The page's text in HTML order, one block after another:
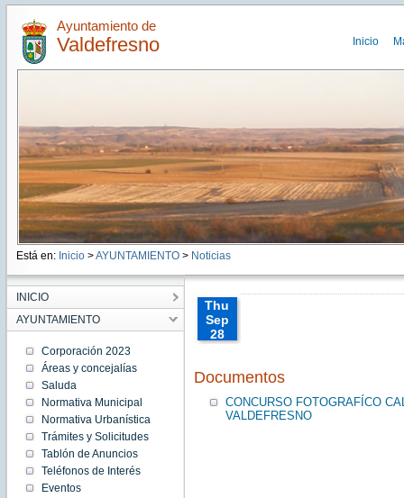
Ayuntamiento de
Valdefresno Inicio
Está en: Inicio >AYUNTAMIENTO> Noticias
INICIO
AYUNTAMIENTO
Corporación 2023
Áreas y concejalías
Saluda
Normativa Municipal
Normativa Urbanística
Trámites y Solicitudes
Tablón de Anuncios
Teléfonos de Interés
Eventos
Thu
Sep
28
2017
Sep 28
00:00:00
CEST
Documentos
CONCURSO FOTOGRAFÍCO
VALDEFRESNO